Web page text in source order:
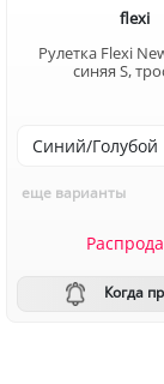
flexi
Рулетка Flexi
синяя S,
еще варианты
Когда